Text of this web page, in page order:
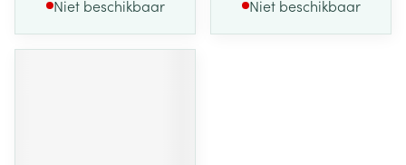
Niet beschikbaar Niet beschikbaar